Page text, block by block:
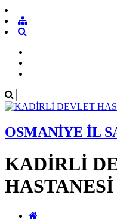
OSMANİYE İL
KADİRLİ
HASTANESİ